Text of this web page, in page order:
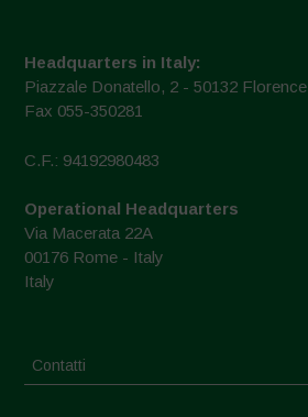
Headquarters in Italy:
Piazzale Donatello, 2 - 50132 Florence
Fax 055-350281
C.F.: 94192980483
Operational Headquarters
Via Macerata 22A
00176 Rome - Italy
Italy
Contatti